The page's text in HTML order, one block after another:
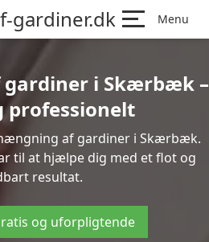
gardiner.dk Menu
i Skærbæk –
professionelt
af gardiner i Skærbæk.
til at hjælpe dig med et flot og
resultat.
og uforpligtende